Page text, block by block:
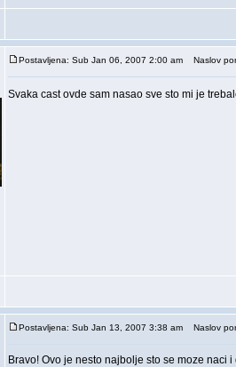
Postavljena: Sub Jan 06, 2007 2:00 am Naslov
Svaka cast ovde sam nasao sve sto mi je
Postavljena: Sub Jan 13, 2007 3:38 am Naslov
Bravo! Ovo je nesto najbolje sto se moze naci